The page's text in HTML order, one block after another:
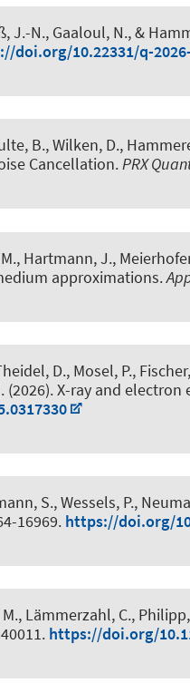
J.-N., Gaaloul, N., &
doi.org/10.22331/q-
B., Wilken, D.,
Cancellation.PRX
Hartmann, J.,
approximations.
D., Mosel, P.,
(2026).X-ray and electron
S., Wessels, P.,
16969. https://doi.org/
Lämmerzahl, C.,
https://doi.org/